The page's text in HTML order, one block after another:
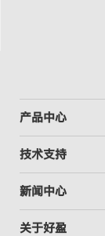
产品中心
技术支持
新闻中心
关于好盈